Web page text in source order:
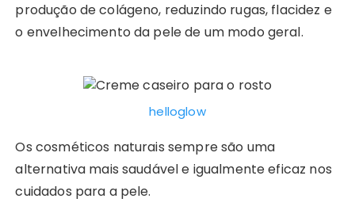
produção de colágeno, reduzindo rugas, flacidez e
o envelhecimento da pele de um modo geral.
helloglow
Os cosméticos naturais sempre são uma
alternativa mais saudável e igualmente eficaz nos
cuidados para a pele.